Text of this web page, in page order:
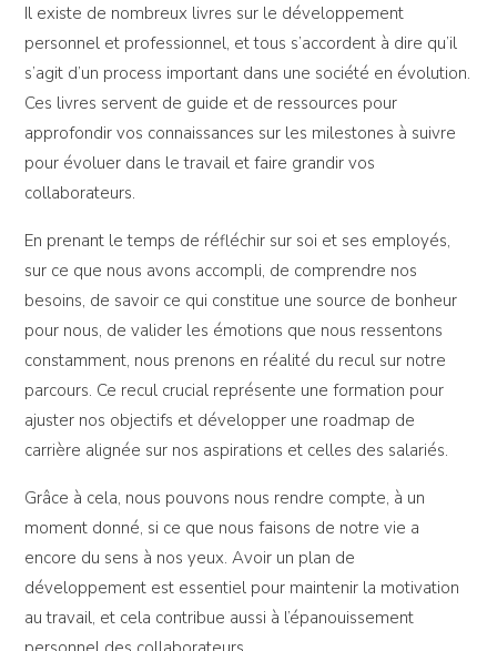
Il existe de nombreux livres sur le développement
personnel et professionnel, et tous s’accordent à dire qu’il
s’agit d’un process important dans une société en évolution.
Ces livres servent de guide et de ressources pour
approfondir vos connaissances sur les milestones à suivre
pour évoluer dans le travail et faire grandir vos
collaborateurs.
En prenant le temps de réfléchir sur soi et ses employés,
sur ce que nous avons accompli, de comprendre nos
besoins, de savoir ce qui constitue une source de bonheur
pour nous, de valider les émotions que nous ressentons
constamment, nous prenons en réalité du recul sur notre
parcours. Ce recul crucial représente une formation pour
ajuster nos objectifs et développer une roadmap de
carrière alignée sur nos aspirations et celles des salariés.
Grâce à cela, nous pouvons nous rendre compte, à un
moment donné, si ce que nous faisons de notre vie a
encore du sens à nos yeux. Avoir un plan de
développement est essentiel pour maintenir la motivation
au travail, et cela contribue aussi à l’épanouissement